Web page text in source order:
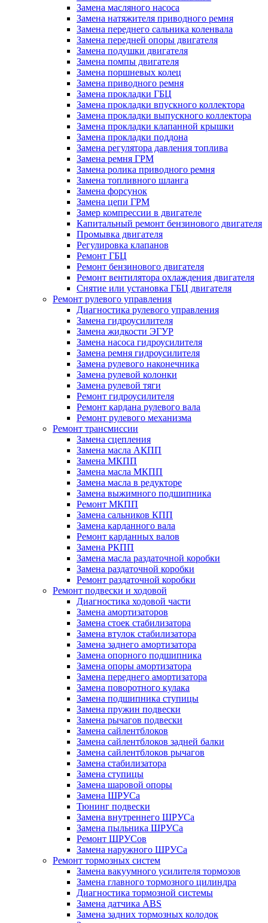
Замена масляного насоса
Замена натяжителя приводного ремня
Замена переднего сальника коленвала
Замена передней опоры двигателя
Замена подушки двигателя
Замена помпы двигателя
Замена поршневых колец
Замена приводного ремня
Замена прокладки ГБЦ
Замена прокладки впускного коллектора
Замена прокладки выпускного коллектора
Замена прокладки клапанной крышки
Замена прокладки поддона
Замена регулятора давления топлива
Замена ремня ГРМ
Замена ролика приводного ремня
Замена топливного шланга
Замена форсунок
Замена цепи ГРМ
Замер компрессии в двигателе
Капитальный ремонт бензинового двигателя
Промывка двигателя
Регулировка клапанов
Ремонт ГБЦ
Ремонт бензинового двигателя
Ремонт вентилятора охлаждения двигателя
Снятие или установка ГБЦ двигателя
Ремонт рулевого управления
Диагностика рулевого управления
Замена гидроусилителя
Замена жидкости ЭГУР
Замена насоса гидроусилителя
Замена ремня гидроусилителя
Замена рулевого наконечника
Замена рулевой колонки
Замена рулевой тяги
Ремонт гидроусилителя
Ремонт кардана рулевого вала
Ремонт рулевого механизма
Ремонт трансмиссии
Замена сцепления
Замена масла АКПП
Замена МКПП
Замена масла МКПП
Замена масла в редукторе
Замена выжимного подшипника
Ремонт МКПП
Замена сальников КПП
Замена карданного вала
Ремонт карданных валов
Замена РКПП
Замена масла раздаточной коробки
Замена раздаточной коробки
Ремонт раздаточной коробки
Ремонт подвески и ходовой
Диагностика ходовой части
Замена амортизаторов
Замена стоек стабилизатора
Замена втулок стабилизатора
Замена заднего амортизатора
Замена опорного подшипника
Замена опоры амортизатора
Замена переднего амортизатора
Замена поворотного кулака
Замена подшипника ступицы
Замена пружин подвески
Замена рычагов подвески
Замена сайлентблоков
Замена сайлентблоков задней балки
Замена сайлентблоков рычагов
Замена стабилизатора
Замена ступицы
Замена шаровой опоры
Замена ШРУСа
Тюнинг подвески
Замена внутреннего ШРУСа
Замена пыльника ШРУСа
Ремонт ШРУСов
Замена наружного ШРУСа
Ремонт тормозных систем
Замена вакуумного усилителя тормозов
Замена главного тормозного цилиндра
Диагностика тормозной системы
Замена датчика ABS
Замена задних тормозных колодок